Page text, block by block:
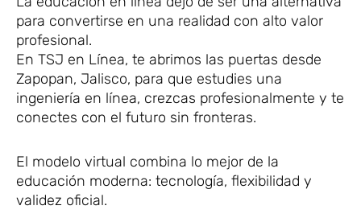
para convertirse en una realidad con alto valor
profesional.
En TSJ en Línea, te abrimos las puertas desde
Zapopan, Jalisco, para que estudies una
ingeniería en línea, crezcas profesionalmente y te
conectes con el futuro sin fronteras.
El modelo virtual combina lo mejor de la
educación moderna: tecnología, flexibilidad y
validez oficial.